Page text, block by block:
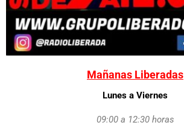
Mañanas Liberadas
Lunes a Viernes
09:00 a 12:30 horas